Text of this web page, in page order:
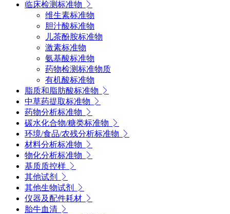
临床检测标准物
维生素标准物
胆汁酸标准物
儿茶酚胺标准物
激素标准物
氨基酸标准物
药物检测标准物质
有机酸标准物
脂质和脂肪酸标准物
中草药提取标准物
药物分析标准物
碳水化合物/糖类标准物
环境/食品/农残分析标准物
材料分析标准物
物化分析标准物
基质质控样
其他试剂
其他生物试剂
仪器及配件耗材
胎牛血清